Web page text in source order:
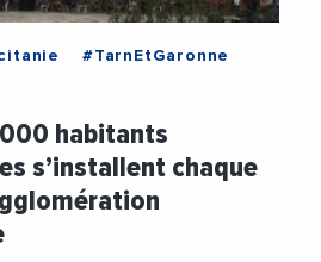
#TarnEtGaronne
#Montauban
#ThierryDeville
habitants
s’installent chaque